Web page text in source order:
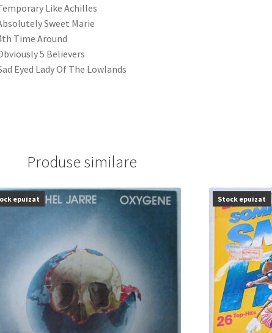
Like Achilles
Sweet Marie
Time Around
5 Believers
Eyed Lady Of The Lowlands
Produse similare
epuizat Stock epuizat